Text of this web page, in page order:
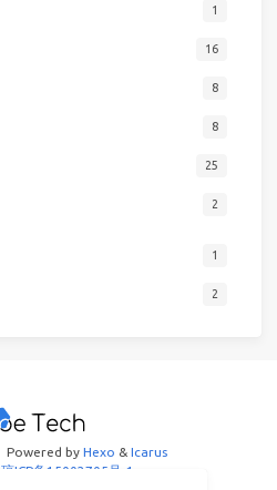
1
16
8
8
25
2
1
2
Powered by Hexo & Icarus
琼ICP备15002705号-1